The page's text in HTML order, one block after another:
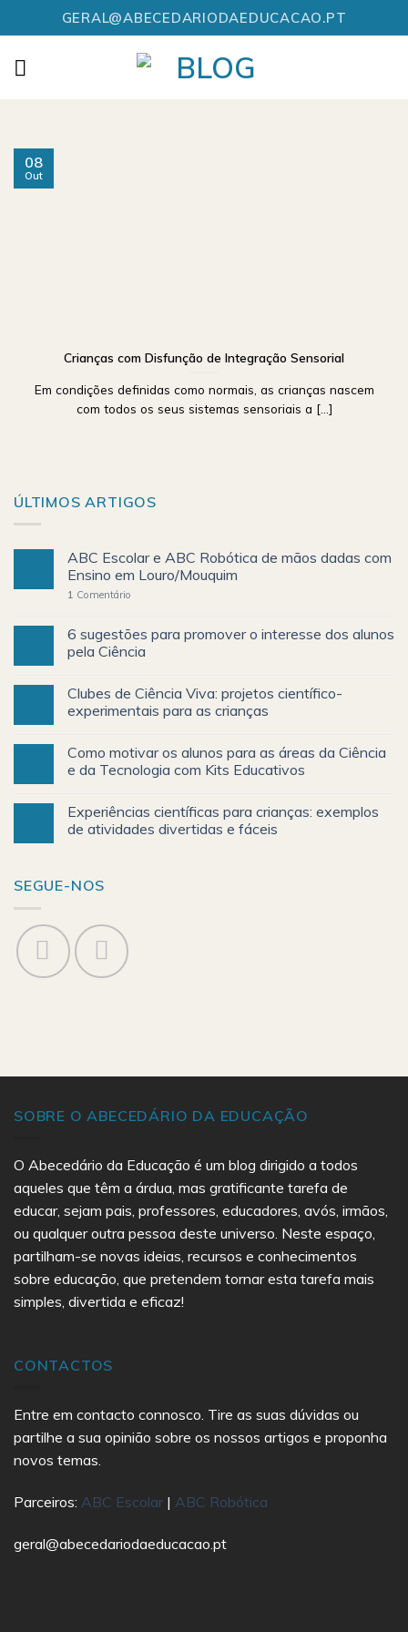
to
content
GERAL@ABECEDARIODAEDUCACAO.PT
Crianças com Disfunção de Integração Sensorial
Em condições definidas como normais, as crianças nascem
com todos os seus sistemas sensoriais a [...]
08
Out
ÚLTIMOS ARTIGOS
ABC Escolar e ABC Robótica de mãos dadas com
Ensino em Louro/Mouquim
1 Comentário
6 sugestões para promover o interesse dos alunos
pela Ciência
Clubes de Ciência Viva: projetos científico-
experimentais para as crianças
Como motivar os alunos para as áreas da Ciência
e da Tecnologia com Kits Educativos
Experiências científicas para crianças: exemplos
de atividades divertidas e fáceis
SEGUE-NOS
SOBRE O ABECEDÁRIO DA EDUCAÇÃO
O Abecedário da Educação é um blog dirigido a todos
aqueles que têm a árdua, mas gratificante tarefa de
educar, sejam pais, professores, educadores, avós, irmãos,
ou qualquer outra pessoa deste universo. Neste espaço,
partilham-se novas ideias, recursos e conhecimentos
sobre educação, que pretendem tornar esta tarefa mais
simples, divertida e eficaz!
CONTACTOS
Entre em contacto connosco. Tire as suas dúvidas ou
partilhe a sua opinião sobre os nossos artigos e proponha
novos temas.
Parceiros: ABC Escolar | ABC Robótica
geral@abecedariodaeducacao.pt